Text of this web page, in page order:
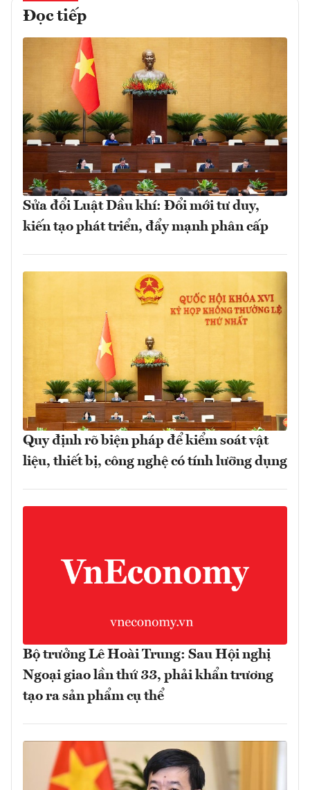
Đọc tiếp
Sửa đổi Luật Dầu khí: Đổi mới tư duy,
kiến tạo phát triển, đẩy mạnh phân cấp
Quy định rõ biện pháp để kiểm soát vật
liệu, thiết bị, công nghệ có tính lưỡng dụng
Bộ trưởng Lê Hoài Trung: Sau Hội nghị
Ngoại giao lần thứ 33, phải khẩn trương
tạo ra sản phẩm cụ thể